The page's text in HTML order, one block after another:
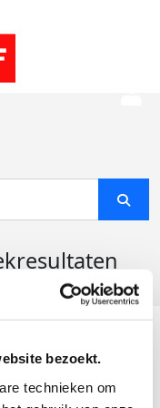
bezoekt.
technieken om